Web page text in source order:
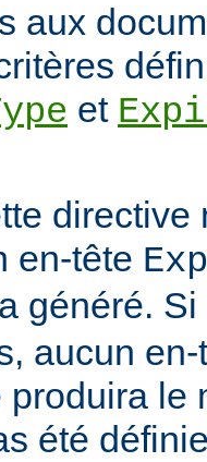
aux
et
directive
en-tête
généré.
aucun
le
été